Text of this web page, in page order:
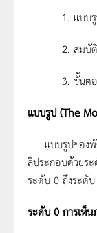
1. แบบรูป
2. สมบัติขอ
3. ขั้นตอนต่า
แบบรูป (The
แบบรูปของพั
ลีประกอบด้วยร
ระดับ 0 ถึงระดั
ระดับ 0การเห็